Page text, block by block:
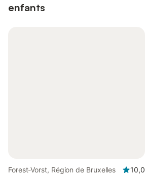
enfants
Forest-Vorst, Région de Bruxelles
10,0